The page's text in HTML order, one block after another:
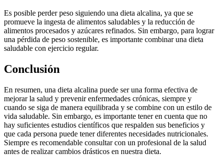
Es posible perder peso siguiendo una dieta alcalina, ya que se
promueve la ingesta de alimentos saludables y la reducción de
alimentos procesados y azúcares refinados. Sin embargo, para lograr
una pérdida de peso sostenible, es importante combinar una dieta
saludable con ejercicio regular.
Conclusión
En resumen, una dieta alcalina puede ser una forma efectiva de
mejorar la salud y prevenir enfermedades crónicas, siempre y
cuando se siga de manera equilibrada y se combine con un estilo de
vida saludable. Sin embargo, es importante tener en cuenta que no
hay suficientes estudios científicos que respalden sus beneficios y
que cada persona puede tener diferentes necesidades nutricionales.
Siempre es recomendable consultar con un profesional de la salud
antes de realizar cambios drásticos en nuestra dieta.